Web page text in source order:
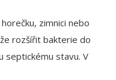
zimnici nebo
rozšířit bakterie do
septickému stavu. V